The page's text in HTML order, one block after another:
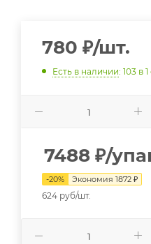
780 ₽/шт.
Есть в наличии: 103 в
7488 ₽/
-20% Экономия 1872 ₽
624 руб/шт.